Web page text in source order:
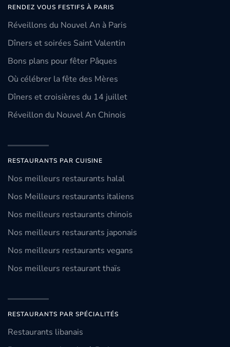
RENDEZ VOUS FESTIFS À PARIS
Réveillons du Nouvel An à Paris
Dîners et soirées Saint Valentin
Bons plans pour fêter Pâques
Où célébrer la fête des Mères
Dîners et croisières du 14 juillet
Réveillon du Nouvel An Chinois
RESTAURANTS PAR CUISINE
Nos meilleurs restaurants halal
Nos Meilleurs restaurants italiens
Nos meilleurs restaurants chinois
Nos meilleurs restaurants japonais
Nos meilleurs restaurants vegans
Nos meilleurs restaurant thaïs
RESTAURANTS PAR SPÉCIALITÉS
Restaurants libanais